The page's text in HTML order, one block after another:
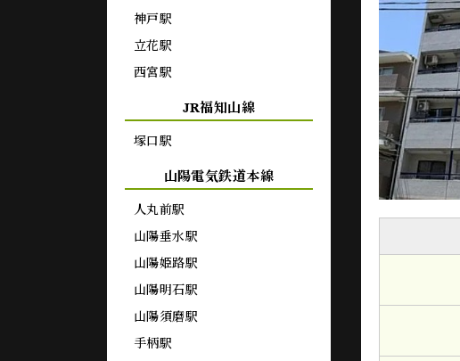
神戸駅
立花駅
西宮駅
JR福知山線
塚口駅
山陽電気鉄道本線
人丸前駅
山陽垂水駅
山陽姫路駅
山陽明石駅
山陽須磨駅
手柄駅